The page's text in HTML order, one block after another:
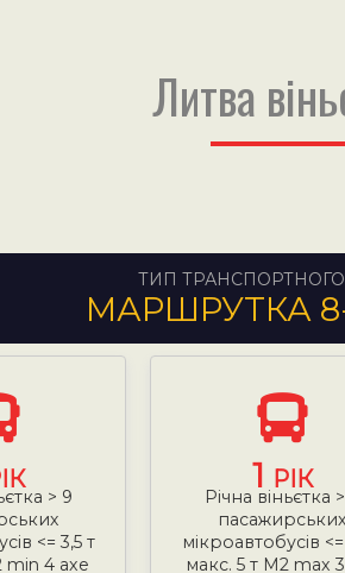
Литва
ТИП
МАРШРУТКА
> 9
<= 3,5 т
min 4 axe
1 РІК
Річна віньєтка
пасажирських
мікроавтобусів <=
макс. 5 т М2 max